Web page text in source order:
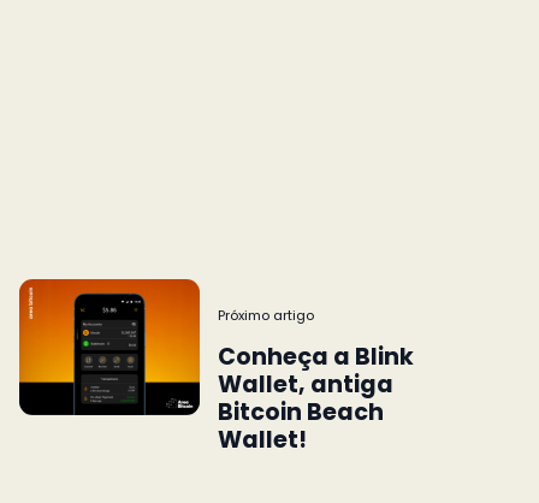
Próximo artigo
Conheça a Blink
Wallet, antiga
Bitcoin Beach
Wallet!